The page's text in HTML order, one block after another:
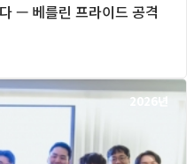
— 베를린 프라이드 공격
2026년